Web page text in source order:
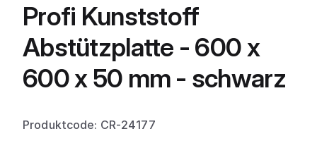
Profi Kunststoff
Abstützplatte - 600 x
600 x 50 mm - schwarz
Produktcode: CR-24177